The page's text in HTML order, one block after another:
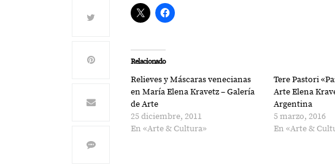
Relacionado
Relieves y Máscaras venecianas
en María Elena Kravetz – Galería
de Arte
25 diciembre, 2011
En «Arte & Cultura»
Tere Pastori
Arte Elena
Argentina
5 marzo, 2016
En «Arte &